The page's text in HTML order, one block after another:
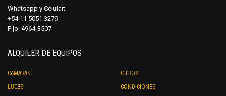
Whatsapp y Celular:
+54 11 5051 3279
Fijo: 4964-3507
ALQUILER DE EQUIPOS
CÁMARAS
LUCES
OTROS
CONDICIONES